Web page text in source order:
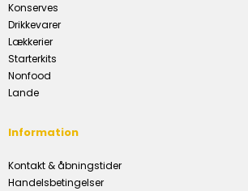
Konserves
Drikkevarer
Lækkerier
Starterkits
Nonfood
Lande
Information
Kontakt & åbningstider
Handelsbetingelser